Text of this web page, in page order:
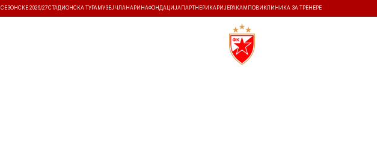
СЕЗОНСКЕ 2026/27СТАДИОНСКА ТУРА МУЗЕЈ ЧЛАНАРИНАФОНДАЦИЈА ПАРТНЕРИ КАРИЈЕРА КАМПОВИ КЛИНИКА ЗА ТРЕНЕРЕ